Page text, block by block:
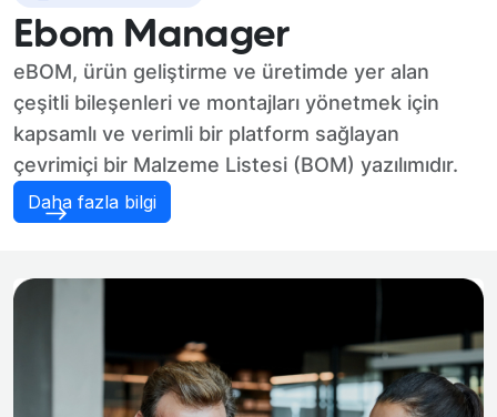
Ebom Manager
eBOM, ürün geliştirme ve üretimde yer alan
çeşitli bileşenleri ve montajları yönetmek için
kapsamlı ve verimli bir platform sağlayan
çevrimiçi bir Malzeme Listesi (BOM) yazılımıdır.
Daha fazla bilgi